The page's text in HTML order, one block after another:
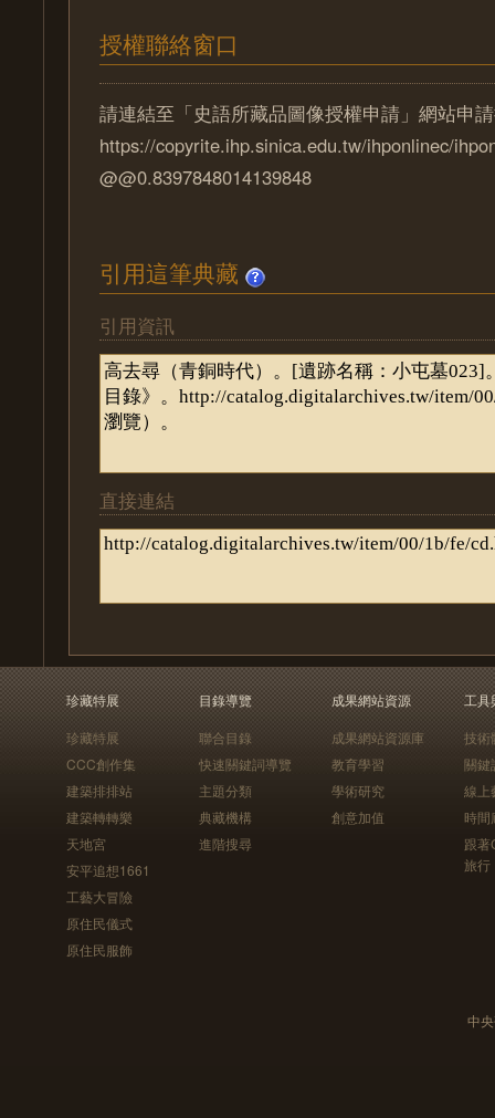
授權聯絡窗口
請連結至「史語所藏品圖像授權申請」網站申
https://copyrite.ihp.sinica.edu.tw/ihponlinec/
@@0.8397848014139848
引用這筆典藏
引用資訊
直接連結
珍藏特展
珍藏特展
CCC創作集
建築排排站
建築轉轉樂
天地宮
安平追想1661
工藝大冒險
原住民儀式
原住民服飾
目錄導覽
聯合目錄
快速關鍵詞導覽
主題分類
典藏機構
進階搜尋
成果網站資源
成果網站資源庫
教育學習
學術研究
創意加值
工具
技術
關鍵
線上
時間
跟
旅行
中